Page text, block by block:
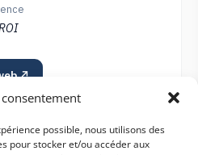
possible, nous utilisons des
pour stocker et/ou accéder aux
↗